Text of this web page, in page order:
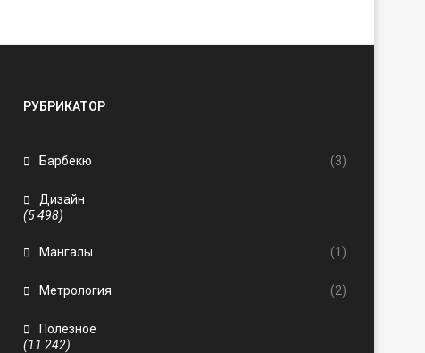
РУБРИКАТОР
Барбекю (3)
Дизайн
(5 498)
Мангалы (1)
Метрология (2)
Полезное
(11 242)